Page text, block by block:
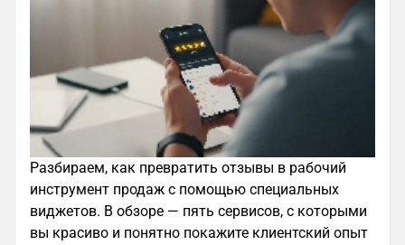
Разбираем, как превратить отзывы в рабочий
инструмент продаж с помощью специальных
виджетов. В обзоре — пять сервисов, с которыми
вы красиво и понятно покажите клиентский опыт